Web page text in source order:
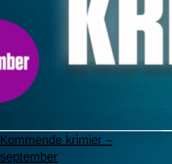
Kommende krimier –
september